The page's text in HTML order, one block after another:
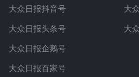
大众日报抖音号
大众日报头条号
大众日报企鹅号
大众日报百家号
大
大